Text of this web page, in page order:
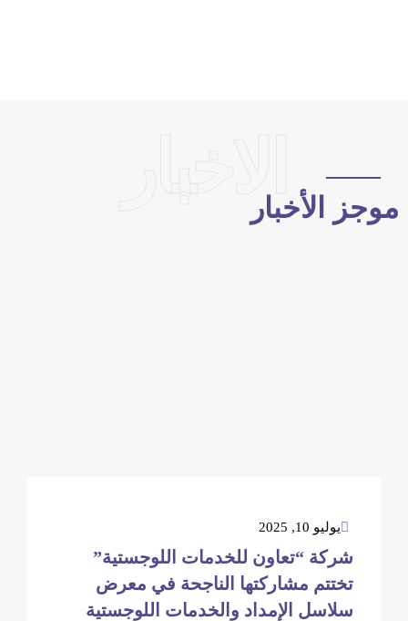
الأخبار
يوليو 10, 2025
شركة “تعاون للخدمات اللوجستية”
تختتم مشاركتها الناجحة في معرض
سلاسل الإمداد والخدمات اللوجستية